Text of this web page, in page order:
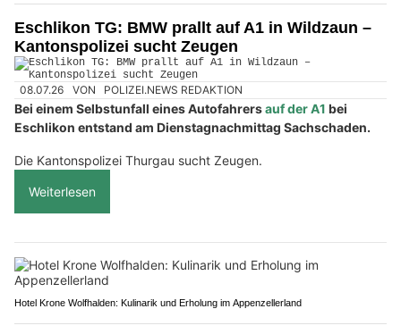
Eschlikon TG: BMW prallt auf A1 in Wildzaun –
Kantonspolizei sucht Zeugen
08.07.26 VON POLIZEI.NEWS REDAKTION
Bei einem Selbstunfall eines Autofahrersauf der A1 bei
Eschlikon entstand am Dienstagnachmittag Sachschaden.
Die Kantonspolizei Thurgau sucht Zeugen.
Weiterlesen
Hotel Krone Wolfhalden: Kulinarik und Erholung im Appenzellerland